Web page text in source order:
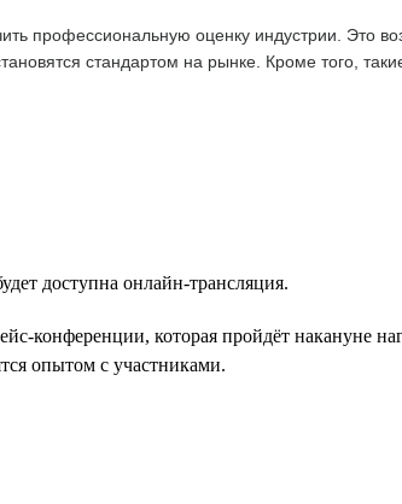
профессиональную оценку индустрии. Это
стандартом на рынке. Кроме того,
доступна онлайн-трансляция.
конференции, которая пройдёт накануне
опытом с участниками.